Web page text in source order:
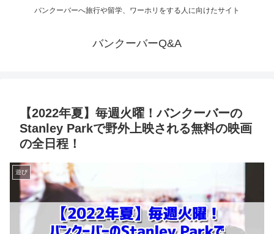
バンクーバーへ旅行や留学、ワーホリをする人に向けたサイト
バンクーバーQ&A
【2022年夏】毎週火曜！バンクーバーの
Stanley Parkで野外上映される無料の映画
の全日程！
遊び